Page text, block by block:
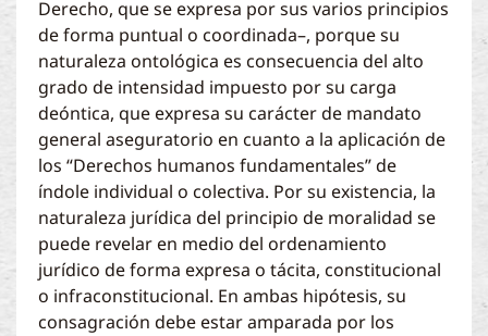
Derecho, que se expresa por sus varios principios
de forma puntual o coordinada–, porque su
naturaleza ontológica es consecuencia del alto
grado de intensidad impuesto por su carga
deóntica, que expresa su carácter de mandato
general aseguratorio en cuanto a la aplicación de
los “Derechos humanos fundamentales” de
índole individual o colectiva. Por su existencia, la
naturaleza jurídica del principio de moralidad se
puede revelar en medio del ordenamiento
jurídico de forma expresa o tácita, constitucional
o infraconstitucional. En ambas hipótesis, su
consagración debe estar amparada por los